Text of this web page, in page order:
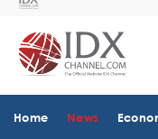
Home News